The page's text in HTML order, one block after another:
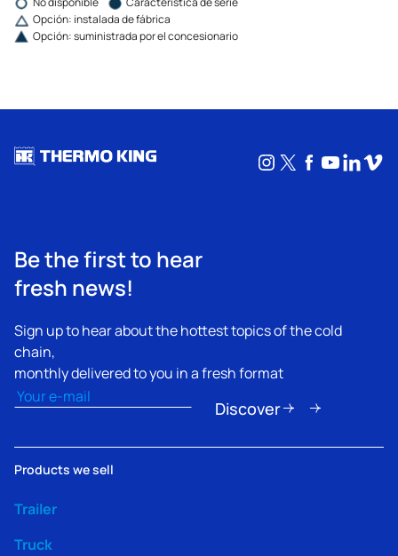
Opción: instalada de fábrica
Opción: suministrada por el concesionario
Instagram
X Facebook
Be the first to hear
fresh news!
Sign up to hear about the hottest topics of the cold
chain,
monthly delivered to you in a fresh format
Email(Obligatorio)
Discover
Products we sell
Trailer
Truck